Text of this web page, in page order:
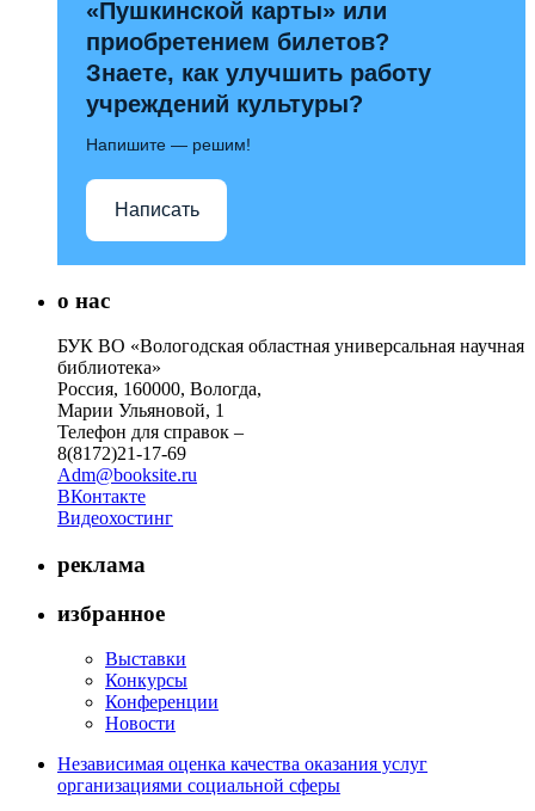
«Пушкинской карты» или
приобретением билетов?
Знаете, как улучшить работу
учреждений культуры?
Напишите — решим!
Написать
о нас
БУК ВО «Вологодская областная универсальная научная
библиотека»
Россия, 160000, Вологда,
Марии Ульяновой, 1
Телефон для справок –
8(8172)21-17-69
Adm@booksite.ru
ВКонтакте
Видеохостинг
реклама
избранное
Выставки
Конкурсы
Конференции
Новости
Независимая оценка качества оказания услуг
организациями социальной сферы